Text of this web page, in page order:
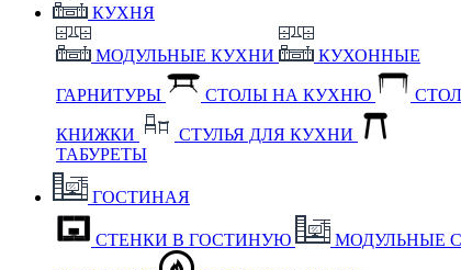
КУХНЯ
МОДУЛЬНЫЕ КУХНИ КУХОННЫЕ
ГАРНИТУРЫ СТОЛЫ НА КУХНЮ
КНИЖКИ
СТУЛЬЯ ДЛЯ КУХНИ
ТАБУРЕТЫ
ГОСТИНАЯ
СТЕНКИ В ГОСТИНУЮ МОДУЛЬНЫЕ